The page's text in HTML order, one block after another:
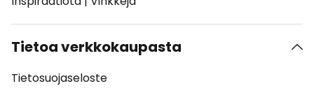
Tietoa verkkokaupasta
Tietosuojaseloste